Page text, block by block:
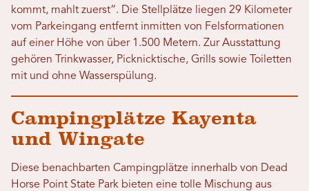
kommt, mahlt zuerst“. Die Stellplätze liegen 29 Kilometer
vom Parkeingang entfernt inmitten von Felsformationen
auf einer Höhe von über 1.500 Metern. Zur Ausstattung
gehören Trinkwasser, Picknicktische, Grills sowie Toiletten
mit und ohne Wasserspülung.
Campingplätze Kayenta
und Wingate
Diese benachbarten Campingplätze innerhalb von Dead
Horse Point State Park bieten eine tolle Mischung aus